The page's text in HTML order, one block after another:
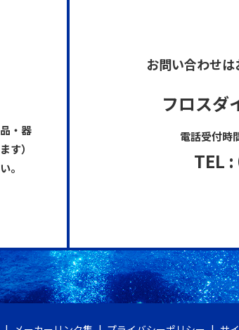
・器
す）
。
お問い合わせは
フロスダ
電話受付時
TEL